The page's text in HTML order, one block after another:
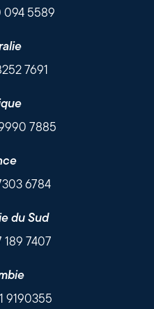
094 5589
7691
7885
6784
du Sud
189 7407
9190355